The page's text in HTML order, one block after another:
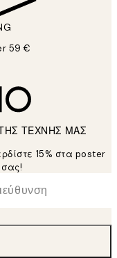
59 €
ΤΕΧΝΗΣ ΜΑΣ
15% στα poster